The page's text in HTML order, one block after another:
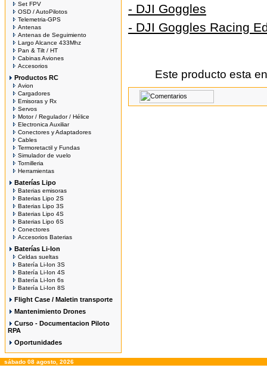
Set FPV
OSD / AutoPilotos
Telemetria-GPS
Antenas
Antenas de Seguimiento
Largo Alcance 433Mhz
Pan & Tilt / HT
Cabinas Aviones
Accesorios
Productos RC
Avion
Cargadores
Emisoras y Rx
Servos
Motor / Regulador / Hélice
Electronica Auxiliar
Conectores y Adaptadores
Cables
Termoretactil y Fundas
Simulador de vuelo
Tornilleria
Herramientas
Baterías Lipo
Baterias emisoras
Baterias Lipo 2S
Baterias Lipo 3S
Baterias Lipo 4S
Baterias Lipo 6S
Conectores
Accesorios Baterias
Baterías Li-Ion
Celdas sueltas
Batería Li-Ion 3S
Batería Li-Ion 4S
Batería Li-Ion 6s
Batería Li-Ion 8S
Flight Case / Maletin transporte
Mantenimiento Drones
Curso - Documentacion Piloto
RPA
Oportunidades
- DJI Goggles
- DJI Goggles Racing
Este producto esta
sábado 08 agosto, 2026